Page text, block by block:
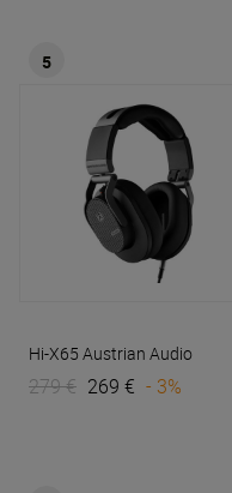
5
Hi-X65 Austrian Audio
279 € 269 € - 3%